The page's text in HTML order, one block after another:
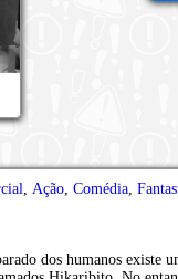
, Ação, Comédia,
dos humanos existe